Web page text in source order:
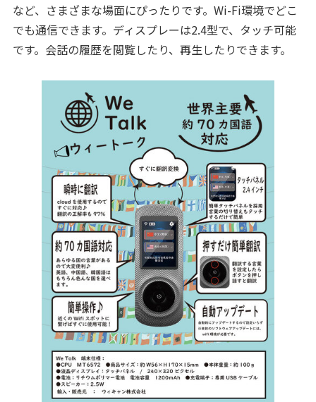
など、さまざまな場面にぴったりです。Wi-Fi環境でどこ
でも通信できます。ディスプレーは2.4型で、タッチ可能
です。会話の履歴を閲覧したり、再生したりできます。